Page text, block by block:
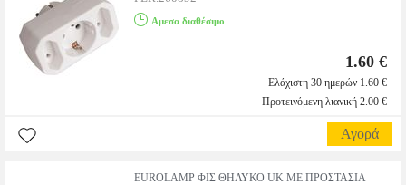
Αμεσα διαθέσιμο
1.60 €
Ελάχιστη 30 ημερών 1.60 €
Προτεινόμενη λιανική 2.00 €
Αγορά
EUROLAMP ΦΙΣ ΘΗΛΥΚΟ UK ΜΕ ΠΡΟΣΤΑΣΙΑ